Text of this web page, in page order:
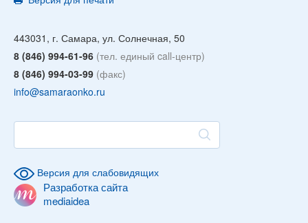
443031, г. Самара, ул. Солнечная, 50
8 (846) 994-61-96 (тел. единый call-центр)
8 (846) 994-03-99 (факс)
info@samaraonko.ru
Версия для слабовидящих
Разработка сайта
mediaidea